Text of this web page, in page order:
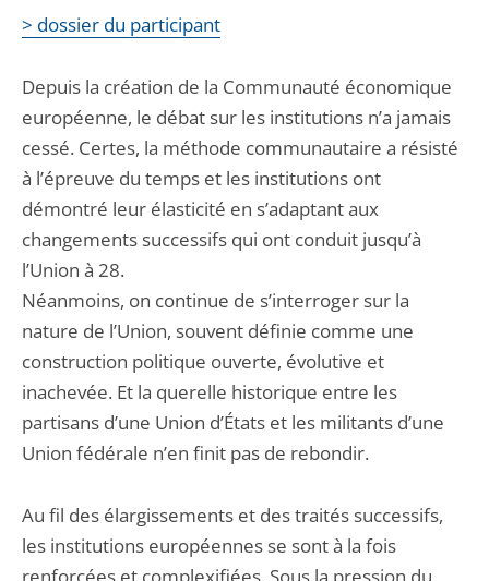
> dossier du participant
Depuis la création de la Communauté économique
européenne, le débat sur les institutions n’a jamais
cessé. Certes, la méthode communautaire a résisté
à l’épreuve du temps et les institutions ont
démontré leur élasticité en s’adaptant aux
changements successifs qui ont conduit jusqu’à
l’Union à 28.
Néanmoins, on continue de s’interroger sur la
nature de l’Union, souvent définie comme une
construction politique ouverte, évolutive et
inachevée. Et la querelle historique entre les
partisans d’une Union d’États et les militants d’une
Union fédérale n’en finit pas de rebondir.
Au fil des élargissements et des traités successifs,
les institutions européennes se sont à la fois
renforcées et complexifiées. Sous la pression du